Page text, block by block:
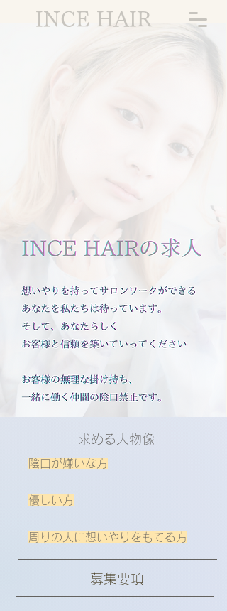
INCE HAIR
​求める人物像
陰口が嫌いな方​
優しい方
​周りの人に想いやりをもてる方
​募集要項